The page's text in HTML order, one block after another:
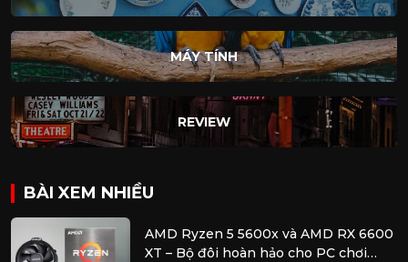
MÁY TÍNH
REVIEW
BÀI XEM NHIỀU
AMD Ryzen 5 5600x và AMD RX 6600
XT – Bộ đôi hoàn hảo cho PC chơi